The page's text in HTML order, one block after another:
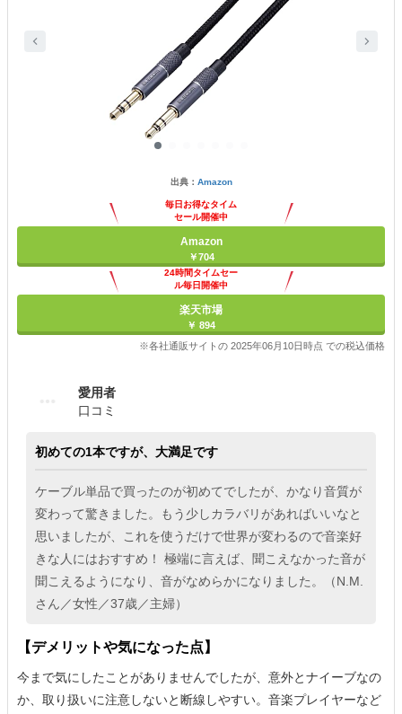
出典： Amazon
毎日お得なタイム
セール開催中
Amazon
￥704
24時間タイムセー
ル毎日開催中
楽天市場
￥ 894
※各社通販サイトの 2025年06月10日時点 での税込価格
愛用者
口コミ
初めての1本ですが、大満足です
ケーブル単品で買ったのが初めてでしたが、かなり音質が
変わって驚きました。もう少しカラバリがあればいいなと
思いましたが、これを使うだけで世界が変わるので音楽好
きな人にはおすすめ！ 極端に言えば、聞こえなかった音が
聞こえるようになり、音がなめらかになりました。（N.M.
さん／女性／37歳／主婦）
【デメリットや気になった点】
今まで気にしたことがありませんでしたが、意外とナイーブなの
か、取り扱いに注意しないと断線しやすい。音楽プレイヤーなど